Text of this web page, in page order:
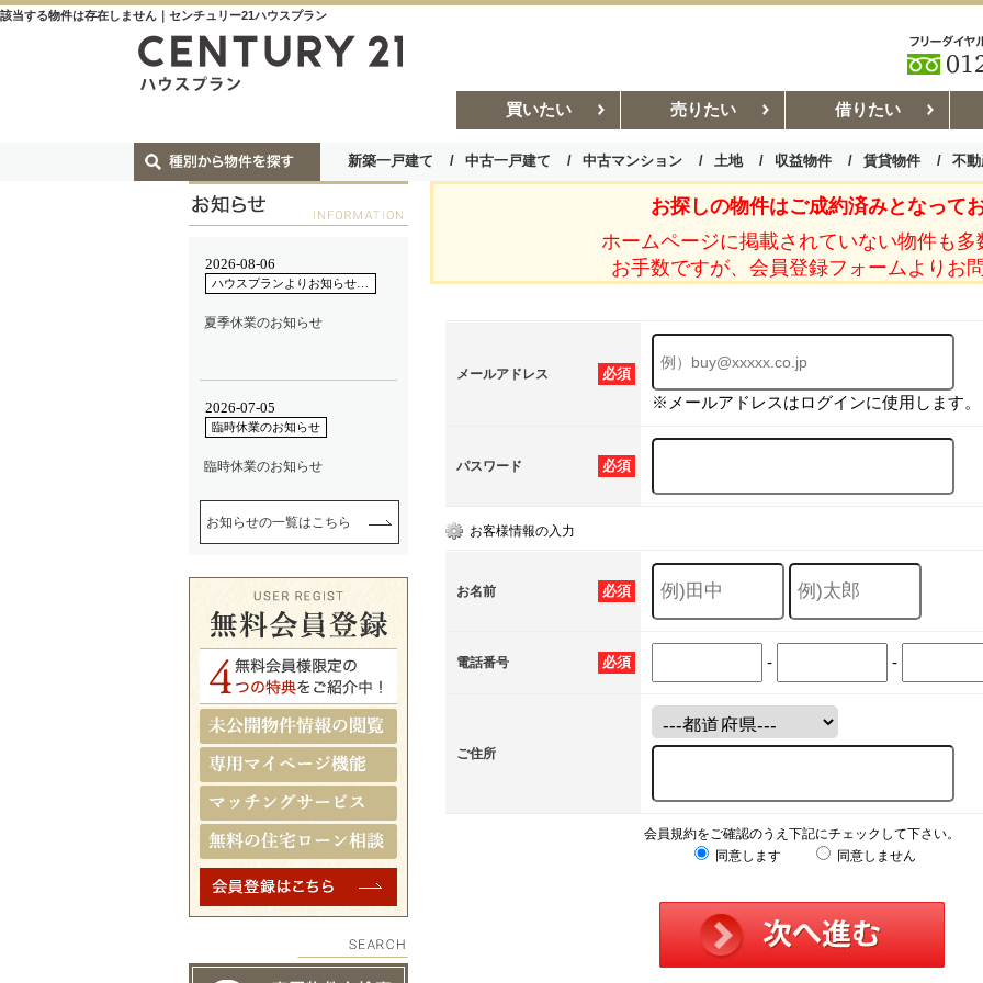
該当する物件は存在しません｜センチュリー21ハウスプラン
買いたい 売りたい 借りたい
新築一戸建て 中古一戸建て 中古マンション 土地 収益物件 賃貸物件 不
お部屋探しコラム 賃貸管理コ
お探しの物件はご成約済みとなってお
ホームページに掲載されていない物件も多
お手数ですが、会員登録フォームよりお
必須
メールアドレス
※メールアドレスはログインに使用します。
必須
パスワード
お客様情報の入力
必須
お名前
必須
電話番号 - -
ご住所
会員規約をご確認のうえ下記にチェックして下さい。
同意します
同意しません
お知らせの一覧はこちら